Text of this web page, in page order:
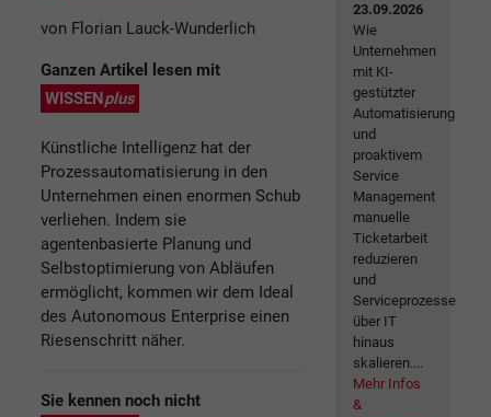
von Florian Lauck-Wunderlich
Ganzen Artikel lesen mit
WISSENplus
Künstliche Intelligenz hat der
Prozessautomatisierung in den
Unternehmen einen enormen Schub
verliehen. Indem sie
agentenbasierte Planung und
Selbstoptimierung von Abläufen
ermöglicht, kommen wir dem Ideal
des Autonomous Enterprise einen
Riesenschritt näher.
Sie kennen noch nicht
23.09.2026
Wie
Unternehmen
mit KI-
gestützter
Automatisierung
und
proaktivem
Service
Management
manuelle
Ticketarbeit
reduzieren
und
Serviceprozesse
über IT
hinaus
skalieren....
Mehr Infos
&